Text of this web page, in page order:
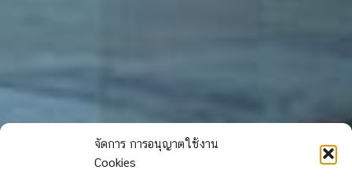
จัดการ การอนุญาตใช้งาน
Cookies